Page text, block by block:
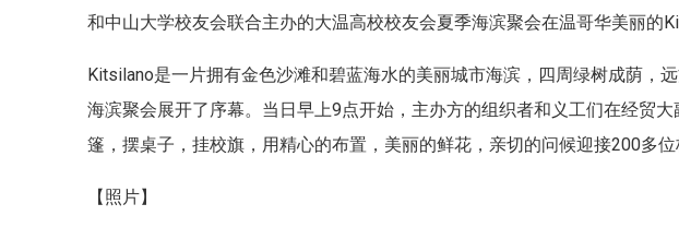
和中山大学校友会联合主办的大温高校校友会夏季海滨聚会在温哥华美丽的
Kitsilano是一片拥有金色沙滩和碧蓝海水的美丽城市海滨，四周绿树成荫，
海滨聚会展开了序幕。当日早上9点开始，主办方的组织者和义工们在经贸
篷，摆桌子，挂校旗，用精心的布置，美丽的鲜花，亲切的问候迎接200多位
【照片】